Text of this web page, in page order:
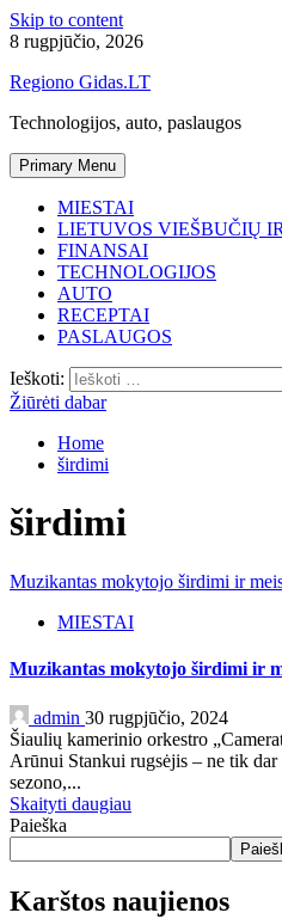
Skip to content
8 rugpjūčio, 2026
Regiono Gidas.LT
Technologijos, auto, paslaugos
Primary Menu
MIESTAI
LIETUVOS VIEŠBUČIŲ
FINANSAI
TECHNOLOGIJOS
AUTO
RECEPTAI
PASLAUGOS
Ieškoti:
Žiūrėti dabar
Home
širdimi
širdimi
Muzikantas mokytojo širdimi ir
MIESTAI
Muzikantas mokytojo širdimi ir
admin 30 rugpjūčio, 2024
Šiaulių kamerinio orkestro
Arūnui Stankui rugsėjis – ne tik
sezono,...
Skaityti daugiau
Paieška
Karštos naujienos